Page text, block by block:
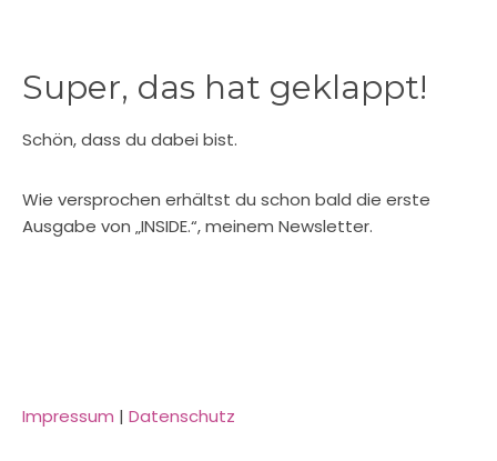
Super, das hat geklappt!
Schön, dass du dabei bist.
Wie versprochen erhältst du schon bald die erste
Ausgabe von „INSIDE.“, meinem Newsletter.
Impressum | Datenschutz